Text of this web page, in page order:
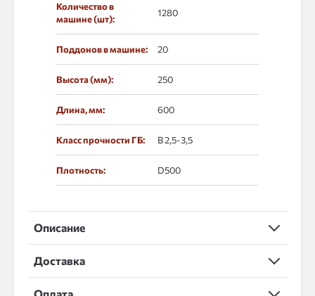
Количество в
машине (шт):
1280
Поддонов в машине: 20
Высота (мм): 250
Длина, мм: 600
Класс прочности ГБ: В 2,5-3,5
Плотность: D500
Описание
Доставка